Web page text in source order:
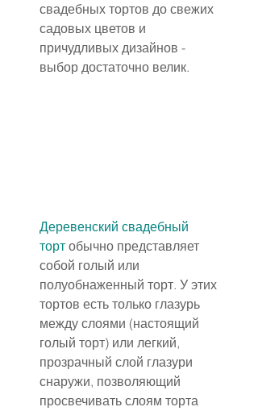
свадебных тортов до свежих
садовых цветов и
причудливых дизайнов -
выбор достаточно велик.
Деревенский свадебный
торт обычно представляет
собой голый или
полуобнаженный торт. У этих
тортов есть только глазурь
между слоями (настоящий
голый торт) или легкий,
прозрачный слой глазури
снаружи, позволяющий
просвечивать слоям торта